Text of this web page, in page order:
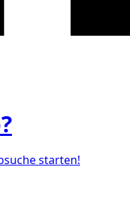
starten!